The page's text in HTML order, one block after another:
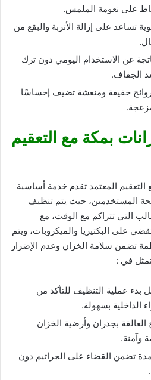
على نعومة الملمس.
تساعد على إزالة الأتربة والبقع من
عن الاستخدام اليومي دون ترك
الجفاف.
خفيفة ومنعشة تضيف إحساسًا
بمكة مع التعقيم
المعتمد تقدم خدمة أساسية
المستخدمين، حيث يتم تنظيف
التي تتراكم مع الوقت، مع
على البكتيريا والميكروبات، ويتم
تضمن سلامة الخزان وعدم الإضرار
في :
بدء عملية التنظيف للتأكد من
الداخلية بسهولة.
العالقة بجدران وأرضية الخزان
وآمنة.
تضمن القضاء على الجراثيم دون